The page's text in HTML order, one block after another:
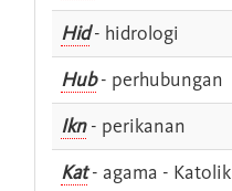
Hid- hidrologi
Hub- perhubungan
Ikn- perikanan
Kat- agama - Katolik